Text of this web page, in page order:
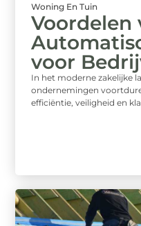
Woning En Tuin
Voordelen
voor
In het moderne zakelijke
ondernemingen
efficiëntie, veiligheid en